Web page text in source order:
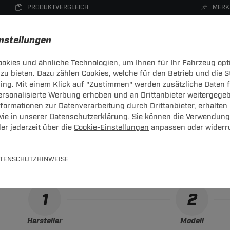
und ähnliche Technologien, um Ihnen für Ihr Fahrzeug
bieten. Dazu zählen Cookies, welche für den Betrieb und die
Mit einem Klick auf "Zustimmen" werden zusätzliche Daten
Werbung erhoben und an Drittanbieter
zur Datenverarbeitung durch Drittanbieter, erhalten
in unserer Datenschutzerklärung. Sie können die
jederzeit über die Cookie-Einstellungen anpassen oder
PRODUKTVERGLEICH
DACHBOXEN FAHRRADTRÄGER ZUBEHÖR
Qashqai
Kupplungskonfigurator
Auflistung schützt Sie und andere in Ihrer Umgebung und
1
Hersteller
2
Modell